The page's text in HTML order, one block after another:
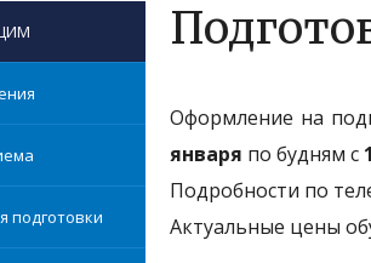
подготовки
Оформление на
января по будням с
Подробности по
Актуальные цены